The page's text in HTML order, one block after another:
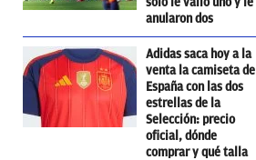
anularon dos
Adidas saca hoy a la
venta la camiseta de
España con las dos
estrellas de la
Selección: precio
oficial, dónde
comprar y qué talla